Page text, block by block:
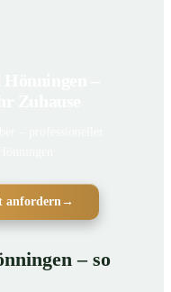
anfordern→
– so